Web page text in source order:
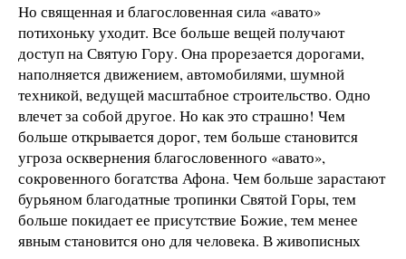
Но священная и благословенная сила «авато»
потихоньку уходит. Все больше вещей получают
доступ на Святую Гору. Она прорезается дорогами,
наполняется движением, автомобилями, шумной
техникой, ведущей масштабное строительство. Одно
влечет за собой другое. Но как это страшно! Чем
больше открывается дорог, тем больше становится
угроза осквернения благословенного «авато»,
сокровенного богатства Афона. Чем больше зарастают
бурьяном благодатные тропинки Святой Горы, тем
больше покидает ее присутствие Божие, тем менее
явным становится оно для человека. В живописных